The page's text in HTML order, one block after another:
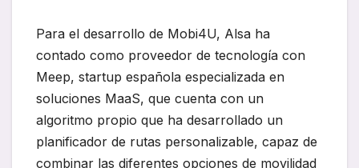
Para el desarrollo de Mobi4U, Alsa ha
contado como proveedor de tecnología con
Meep, startup española especializada en
soluciones MaaS, que cuenta con un
algoritmo propio que ha desarrollado un
planificador de rutas personalizable, capaz de
combinar las diferentes opciones de movilidad